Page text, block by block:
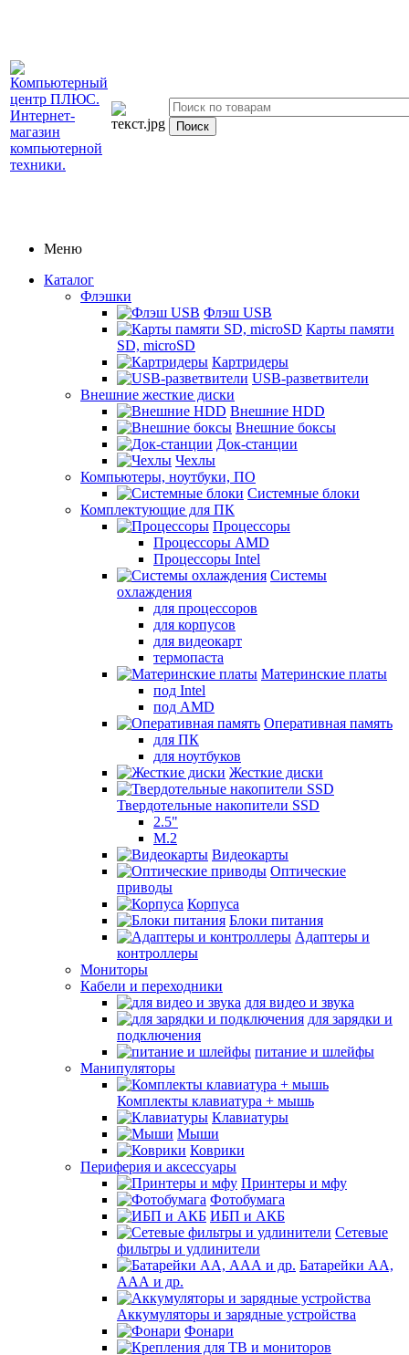
Меню
Каталог
Флэшки
Флэш USB
Карты памяти
SD, microSD
Картридеры
USB-разветвители
Внешние жесткие диски
Внешние HDD
Внешние боксы
Док-станции
Чехлы
Компьютеры, ноутбуки, ПО
Системные блоки
Комплектующие для ПК
Процессоры
Процессоры AMD
Процессоры Intel
Системы
охлаждения
для процессоров
для корпусов
для видеокарт
термопаста
Материнские платы
под Intel
под AMD
Оперативная память
для ПК
для ноутбуков
Жесткие диски
Твердотельные накопители SSD
2.5"
M.2
Видеокарты
Оптические
приводы
Корпуса
Блоки питания
Адаптеры и
контроллеры
Мониторы
Кабели и переходники
для видео и звука
для зарядки и
подключения
питание и шлейфы
Манипуляторы
Комплекты клавиатура + мышь
Клавиатуры
Мыши
Коврики
Периферия и аксессуары
Принтеры и мфу
Фотобумага
ИБП и АКБ
Сетевые
фильтры и удлинители
Батарейки АА,
ААА и др.
Аккумуляторы и зарядные устройства
Фонари